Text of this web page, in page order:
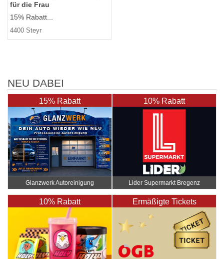
für die Frau
15% Rabatt...
4400 Steyr
NEU DABEI
15% Rabatt
Glanzwerk Autoreinigung
10% Rabatt
Lider Supermarkt Bregenz
10% Rabatt Ermäßigte Tickets